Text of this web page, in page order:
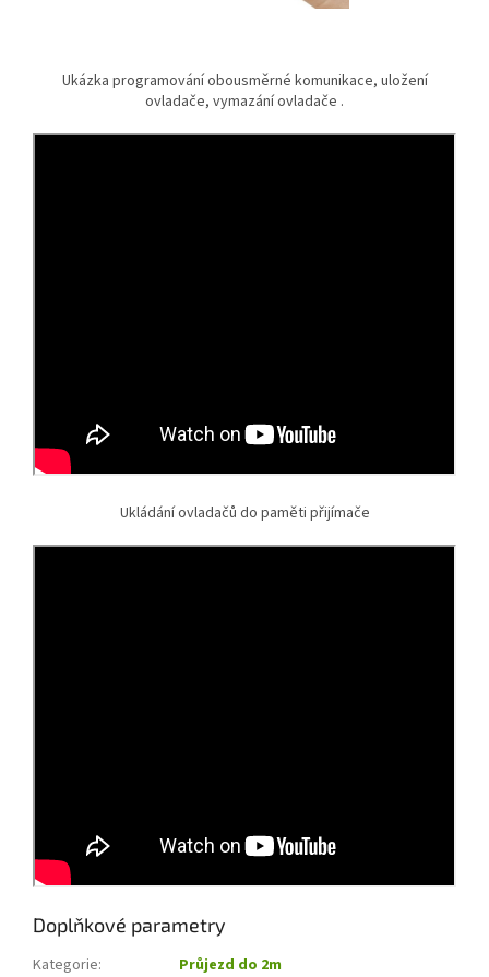
Ukázka programování obousměrné komunikace, uložení
ovladače, vymazání ovladače .
Ukládání ovladačů do paměti přijímače
Doplňkové parametry
Kategorie:
Průjezd do 2m